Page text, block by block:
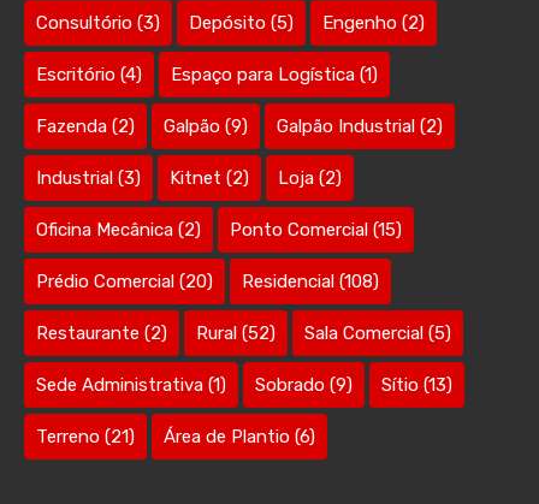
Consultório (3) Depósito (5) Engenho (2)
Escritório (4) Espaço para Logística (1)
Fazenda (2) Galpão (9) Galpão Industrial (2)
Industrial (3) Kitnet (2) Loja (2)
Oficina Mecânica (2) Ponto Comercial (15)
Prédio Comercial (20) Residencial (108)
Restaurante (2) Rural (52) Sala Comercial (5)
Sede Administrativa (1) Sobrado (9) Sítio (13)
Terreno (21) Área de Plantio (6)